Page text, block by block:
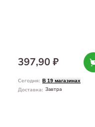
397,90 ₽
Сегодня: В 19 магазинах
Доставка: Завтра